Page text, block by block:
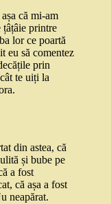
că mi-am
țâțâie printre
lor ce poartă
eu să comentez
prin
te uiți la
din astea, că
și bube pe
a fost
că așa a fost
neapărat.